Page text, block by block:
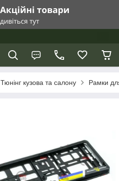
Тюнінг кузова та салону Рамки